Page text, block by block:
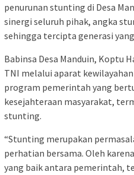
penurunan stunting di Desa
sinergi seluruh pihak, angka
sehingga tercipta generasi
Babinsa Desa Manduin, Koptu
TNI melalui aparat
program pemerintah yang
kesejahteraan masyarakat,
stunting.
“Stunting merupakan
perhatian bersama. Oleh
yang baik antara pemerintah,